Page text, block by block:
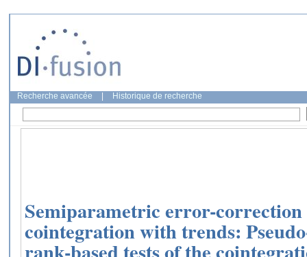
Recherche avancée Historique de recherche
Semiparametric error-correction
cointegration with trends: